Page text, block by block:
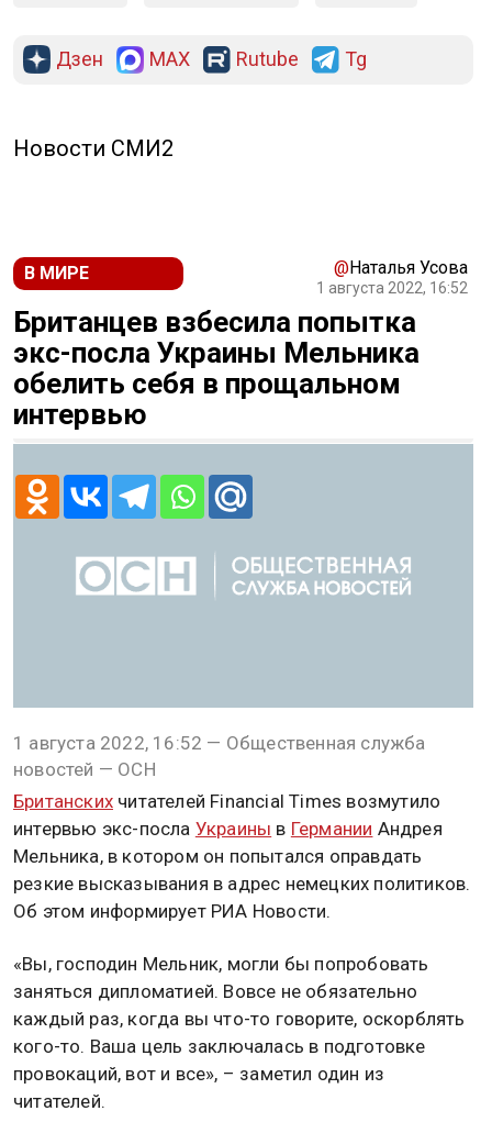
Дзен MAX Rutube Tg
Новости СМИ2
В МИРЕ @Наталья Усова
1 августа 2022, 16:52
Британцев взбесила попытка
экс-посла Украины Мельника
обелить себя в прощальном
интервью
1 августа 2022, 16:52 — Общественная служба
новостей — ОСН
Британских читателей Financial Times возмутило
интервью экс-посла Украины в Германии Андрея
Мельника, в котором он попытался оправдать
резкие высказывания в адрес немецких политиков.
Об этом информирует РИА Новости.
«Вы, господин Мельник, могли бы попробовать
заняться дипломатией. Вовсе не обязательно
каждый раз, когда вы что-то говорите, оскорблять
кого-то. Ваша цель заключалась в подготовке
провокаций, вот и все», – заметил один из
читателей.